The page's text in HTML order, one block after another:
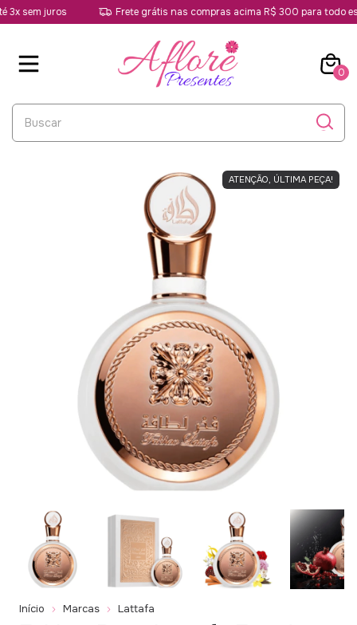
sem juros Frete grátis nas compras acima R$ 300 para todo
0
ATENÇÃO, ÚLTIMA PEÇA!
Início Marcas Lattafa